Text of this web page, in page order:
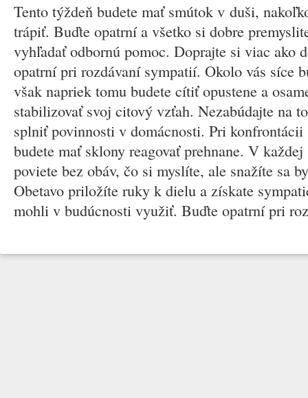
Tento týždeň budete mať smútok v duši,
trápiť. Buďte opatrní a všetko si dobre
vyhľadať odbornú pomoc. Doprajte si viac ako
opatrní pri rozdávaní sympatií. Okolo vás síce
však napriek tomu budete cítiť opustene a
stabilizovať svoj citový vzťah. Nezabúdajte na
splniť povinnosti v domácnosti. Pri
budete mať sklony reagovať prehnane. V
poviete bez obáv, čo si myslíte, ale snažíte sa
Obetavo priložíte ruky k dielu a získate
mohli v budúcnosti využiť. Buďte opatrní pri